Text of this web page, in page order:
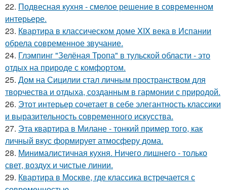
22. Подвесная кухня - смелое решение в современном
интерьере.
23. Квартира в классическом доме XIX века в Испании
обрела современное звучание.
24. Глэмпинг "Зелёная Тропа" в тульской области - это
отдых на природе с комфортом.
25. Дом на Сицилии стал личным пространством для
творчества и отдыха, созданным в гармонии с природой.
26. Этот интерьер сочетает в себе элегантность классики
и выразительность современного искусства.
27. Эта квартира в Милане - тонкий пример того, как
личный вкус формирует атмосферу дома.
28. Минималистичная кухня. Ничего лишнего - только
свет, воздух и чистые линии.
29. Квартира в Москве, где классика встречается с